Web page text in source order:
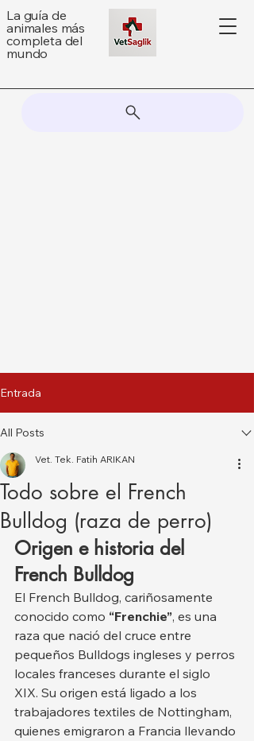
La guía de
animales más
completa del
mundo
Entrada
All Posts
Todo sobre el French
Bulldog (raza de perro)
Vet. Tek. Fatih ARIKAN
Origen e historia del
French Bulldog
El French Bulldog, cariñosamente
conocido como “Frenchie”, es una
raza que nació del cruce entre
pequeños Bulldogs ingleses y perros
locales franceses durante el siglo
XIX. Su origen está ligado a los
trabajadores textiles de Nottingham,
quienes emigraron a Francia llevando